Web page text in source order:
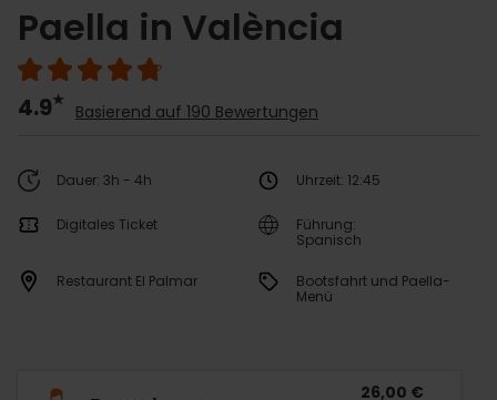
Paella in València
4.9 Basierend auf 190 Bewertungen
Dauer: 3h - 4h Uhrzeit: 12:45
Digitales Ticket
Führung:
Spanisch
Restaurant El Palmar
Bootsfahrt und Paella-
Menü
26,00 €